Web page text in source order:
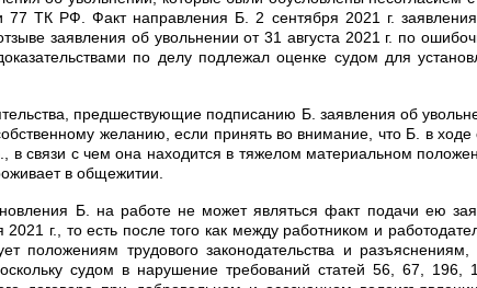
77 ТК РФ. Факт направления Б. 2 сентября 2021 г.
заявления об увольнении от 31 августа 2021 г. по
по делу подлежал оценке судом для
предшествующие подписанию Б. заявления об
желанию, если принять во внимание, что Б. в ходе
в связи с чем она находится в тяжелом материальном
в общежитии.
Б. на работе не может являться факт подачи ею
г., то есть после того как между работником и
положениям трудового законодательства и
судом в нарушение требований статей 56, 67,